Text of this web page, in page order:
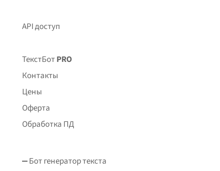
API доступ
ТекстБотPRO
Контакты
Цены
Оферта
Обработка ПД
Бот генератор текста